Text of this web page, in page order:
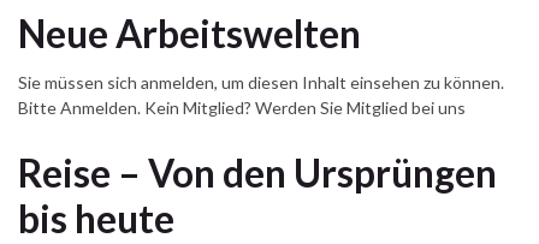
Neue Arbeitswelten
Sie müssen sich anmelden, um diesen Inhalt einsehen zu können.
Bitte Anmelden. Kein Mitglied? Werden Sie Mitglied bei uns
Reise – Von den Ursprüngen
bis heute